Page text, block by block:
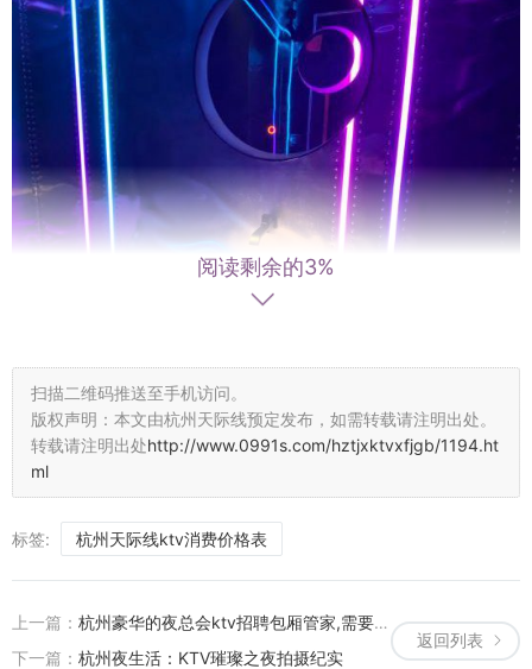
刚开业的时候比较实惠,自助餐的东西也还好,如果按照现在的价格,算
是比较贵了,这样3个小时,如果晚上去的话每个人要花100元,而且自助
餐的东西也不怎么好吃了杭州临安区太湖源镇附近夜场招聘包厢服务
员,上班有什么要求 很好。团购特别划算。经常去。音效也不错。音响
阅读剩余的3%
扫描二维码推送至手机访问。
版权声明：本文由杭州天际线预定发布，如需转载请注明出处。
转载请注明出处http://www.0991s.com/hztjxktvxfjgb/1194.ht
ml
标签: 杭州天际线ktv消费价格表
返回列表
上一篇： 杭州豪华的夜总会ktv招聘包厢管家,需要统一穿工装吗_
下一篇： 杭州夜生活：KTV璀璨之夜拍摄纪实